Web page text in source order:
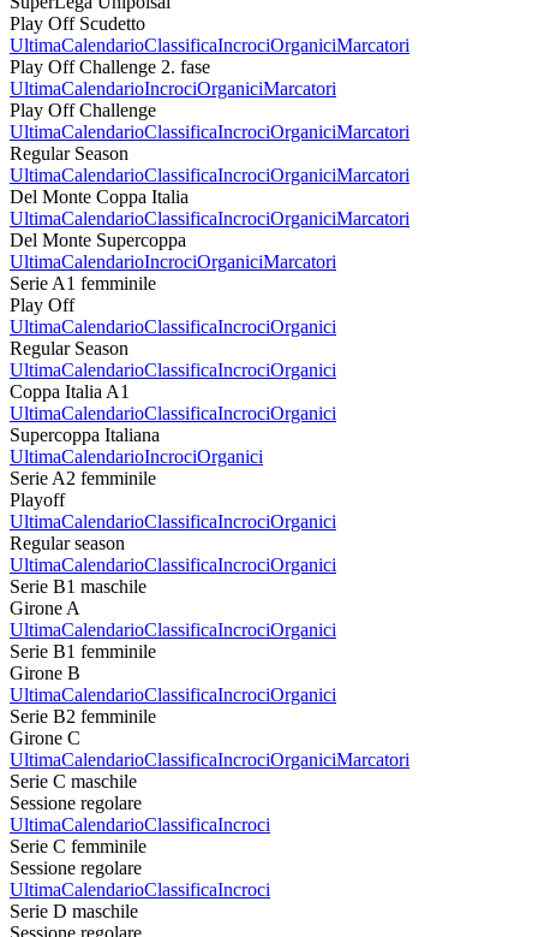
Play Off Scudetto
UltimaCalendarioClassificaIncrociOrganiciMarcatori
Play Off Challenge 2. fase
UltimaCalendarioIncrociOrganiciMarcatori
Play Off Challenge
UltimaCalendarioClassificaIncrociOrganiciMarcatori
Regular Season
UltimaCalendarioClassificaIncrociOrganiciMarcatori
Del Monte Coppa Italia
UltimaCalendarioClassificaIncrociOrganiciMarcatori
Del Monte Supercoppa
UltimaCalendarioIncrociOrganiciMarcatori
Serie A1 femminile
Play Off
UltimaCalendarioClassificaIncrociOrganici
Regular Season
UltimaCalendarioClassificaIncrociOrganici
Coppa Italia A1
UltimaCalendarioClassificaIncrociOrganici
Supercoppa Italiana
UltimaCalendarioIncrociOrganici
Serie A2 femminile
Playoff
UltimaCalendarioClassificaIncrociOrganici
Regular season
UltimaCalendarioClassificaIncrociOrganici
Serie B1 maschile
Girone A
UltimaCalendarioClassificaIncrociOrganici
Serie B1 femminile
Girone B
UltimaCalendarioClassificaIncrociOrganici
Serie B2 femminile
Girone C
UltimaCalendarioClassificaIncrociOrganiciMarcatori
Serie C maschile
Sessione regolare
UltimaCalendarioClassificaIncroci
Serie C femminile
Sessione regolare
UltimaCalendarioClassificaIncroci
Serie D maschile
Sessione regolare